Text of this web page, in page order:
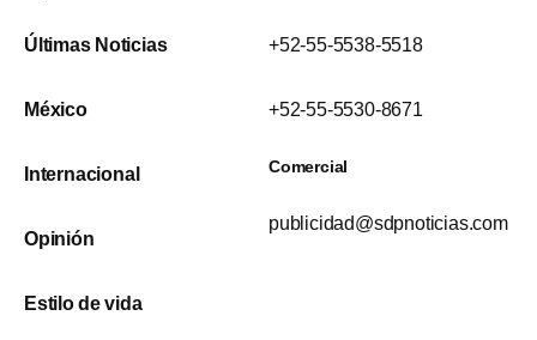
Últimas Noticias
México
Internacional
Opinión
Estilo de vida
+52-55-5538-5518
+52-55-5530-8671
Comercial
publicidad@sdpnoticias.com